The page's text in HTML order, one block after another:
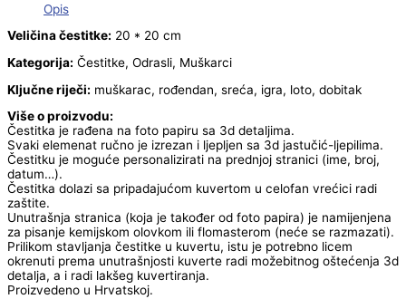
Opis
Veličina čestitke: 20 * 20 cm
Kategorija: Čestitke, Odrasli, Muškarci
Ključne riječi: muškarac, rođendan, sreća, igra, loto, dobitak
Više o proizvodu:
Čestitka je rađena na foto papiru sa 3d detaljima.
Svaki elemenat ručno je izrezan i ljepljen sa 3d jastučić-ljepilima.
Čestitku je moguće personalizirati na prednjoj stranici (ime, broj,
datum…).
Čestitka dolazi sa pripadajućom kuvertom u celofan vrećici radi
zaštite.
Unutrašnja stranica (koja je također od foto papira) je namijenjena
za pisanje kemijskom olovkom ili flomasterom (neće se razmazati).
Prilikom stavljanja čestitke u kuvertu, istu je potrebno licem
okrenuti prema unutrašnjosti kuverte radi možebitnog oštećenja 3d
detalja, a i radi lakšeg kuvertiranja.
Proizvedeno u Hrvatskoj.